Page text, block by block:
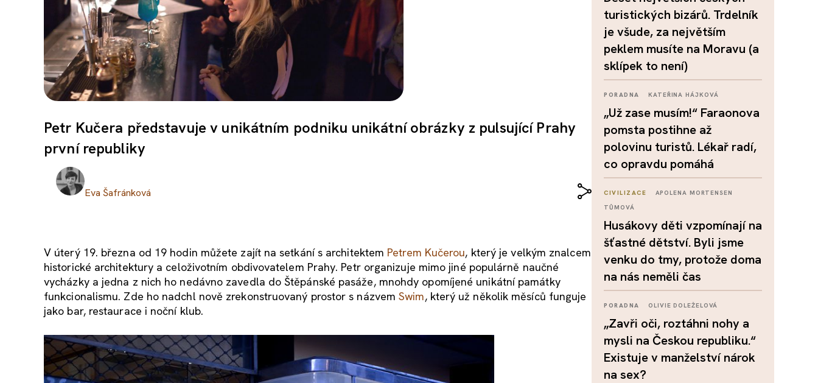
Petr Kučera představuje v unikátním podniku unikátní obrázky z pulsující Prahy
první republiky
Eva Šafránková
V úterý 19. března od 19 hodin můžete zajít na setkání s architektem Petrem Kučerou, který je velkým znalcem
historické architektury a celoživotním obdivovatelem Prahy. Petr organizuje mimo jiné populárně naučné
vycházky a jedna z nich ho nedávno zavedla do Štěpánské pasáže, mnohdy opomíjené unikátní památky
funkcionalismu. Zde ho nadchl nově zrekonstruovaný prostor s názvemSwim, který už několik měsíců funguje
jako bar, restaurace i noční klub.
turistických bizárů. Trdelník
je všude, za největším
peklem musíte na Moravu (a
sklípek to není)
PORADNA KATEŘINA HÁJKOVÁ
„Už zase musím!“ Faraonova
pomsta postihne až
polovinu turistů. Lékař radí,
co opravdu pomáhá
CIVILIZACE
APOLENA MORTENSEN
TŮMOVÁ
Husákovy děti vzpomínají na
šťastné dětství. Byli jsme
venku do tmy, protože doma
na nás neměli čas
PORADNA OLIVIE DOLEŽELOVÁ
„Zavři oči, roztáhni nohy a
mysli na Českou republiku.“
Existuje v manželství nárok
na sex?